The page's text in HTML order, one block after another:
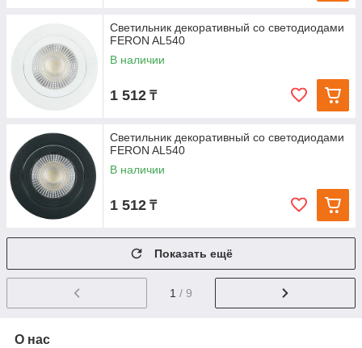
Светильник декоративный со светодиодами
FERON AL540
В наличии
1 512 ₸
Светильник декоративный со светодиодами
FERON AL540
В наличии
1 512 ₸
Показать ещё
1 / 9
О нас